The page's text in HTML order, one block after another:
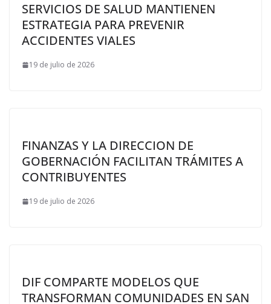
SERVICIOS DE SALUD MANTIENEN
ESTRATEGIA PARA PREVENIR
ACCIDENTES VIALES
19 de julio de 2026
FINANZAS Y LA DIRECCION DE
GOBERNACIÓN FACILITAN TRÁMITES A
CONTRIBUYENTES
19 de julio de 2026
DIF COMPARTE MODELOS QUE
TRANSFORMAN COMUNIDADES EN SAN